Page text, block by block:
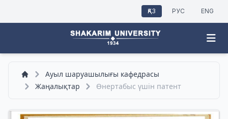
ҚАЗ РУС ENG
Ауыл шаруашылығы кафедрасы
Жаңалықтар
Өнертабыс үшін патент